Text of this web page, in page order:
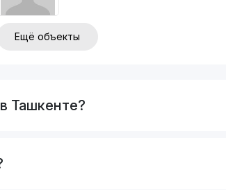
Ещё объекты
Ташкенте?